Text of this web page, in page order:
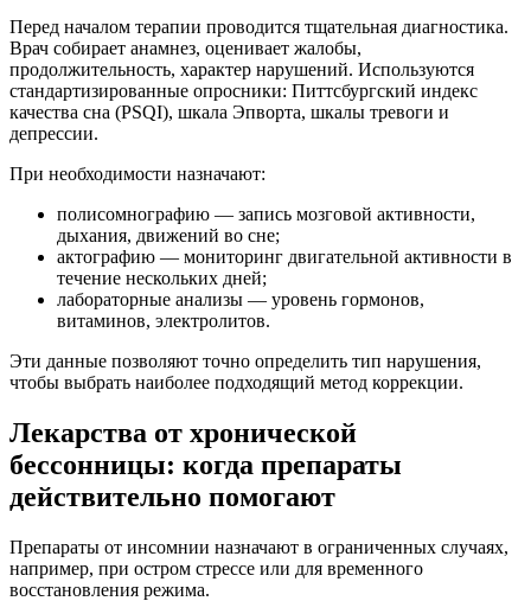
Перед началом терапии проводится тщательная диагностика.
Врач собирает анамнез, оценивает жалобы,
продолжительность, характер нарушений. Используются
стандартизированные опросники: Питтсбургский индекс
качества сна (PSQI), шкала Эпворта, шкалы тревоги и
депрессии.
При необходимости назначают:
полисомнографию — запись мозговой активности,
дыхания, движений во сне;
актографию — мониторинг двигательной активности в
течение нескольких дней;
лабораторные анализы — уровень гормонов,
витаминов, электролитов.
Эти данные позволяют точно определить тип нарушения,
чтобы выбрать наиболее подходящий метод коррекции.
Лекарства от хронической
бессонницы: когда препараты
действительно помогают
Препараты от инсомнии назначают в ограниченных случаях,
например, при остром стрессе или для временного
восстановления режима.